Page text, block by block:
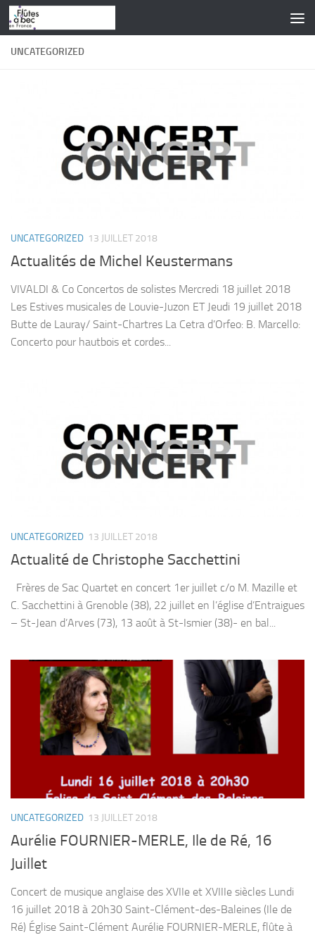
Skip to content
UNCATEGORIZED
UNCATEGORIZED 13 JUILLET 2018
Actualités de Michel Keustermans
VIVALDI & Co Concertos de solistes Mercredi 18 juillet 2018
Les Estives musicales de Louvie-Juzon ET Jeudi 19 juillet 2018
Butte de Lauray/ Saint-Chartres La Cetra d’Orfeo: B. Marcello:
Concerto pour hautbois et cordes...
UNCATEGORIZED 13 JUILLET 2018
Actualité de Christophe Sacchettini
Frères de Sac Quartet en concert 1er juillet c/o M. Mazille et
C. Sacchettini à Grenoble (38), 22 juillet en l’église d’Entraigues
– St-Jean d’Arves (73), 13 août à St-Ismier (38)- en bal...
UNCATEGORIZED 13 JUILLET 2018
Aurélie FOURNIER-MERLE, Ile de Ré, 16
Juillet
Concert de musique anglaise des XVIIe et XVIIIe siècles Lundi
16 juillet 2018 à 20h30 Saint-Clément-des-Baleines (Ile de
Ré) Église Saint-Clément Aurélie FOURNIER-MERLE, flûte à